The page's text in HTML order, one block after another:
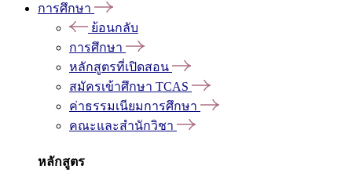
การศึกษา
ย้อนกลับ
การศึกษา
หลักสูตรที่เปิดสอน
สมัครเข้าศึกษา TCAS
ค่าธรรมเนียมการศึกษา
คณะและสำนักวิชา
หลักสูตร